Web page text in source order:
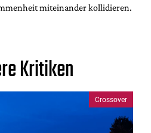
miteinander kollidieren.
Kritiken
Crossover